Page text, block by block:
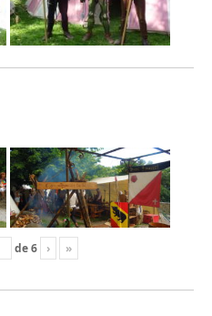
de6 › »